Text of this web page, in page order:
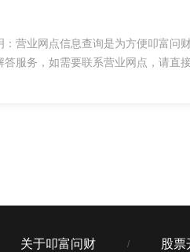
：营业网点信息查询是为方便叩富问
答服务，如需要联系营业网点，请直
关于叩富问财 / 股票